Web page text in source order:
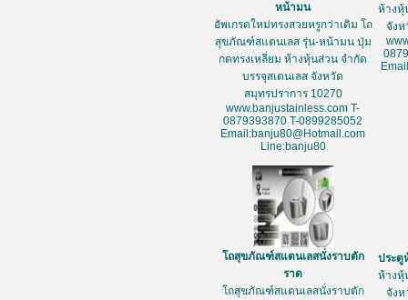
หน้ามน
อัพเกรดใหม่ทรงสวยหรูกว่าเดิม โถ
สุขภัณฑ์สแตนเลส รุ่น-หน้ามน ปุ่ม
กดทรงเหลี่ยม ห้างหุ้นส่วน จำกัด
บรรจุสเตนเลส จังหวัด
สมุทรปราการ 10270
www.banjustainless.com T-
0879393870 T-0899285052
Email:banju80@Hotmail.com
Line:banju80
ห้างหุ้
จังห
โถสุขภัณฑ์สแตนเลสนั่งราบตัก
ราด
โถสุขภัณฑ์สแตนเลสนั่งราบตัก
ประตู
ห้างหุ้
จังห